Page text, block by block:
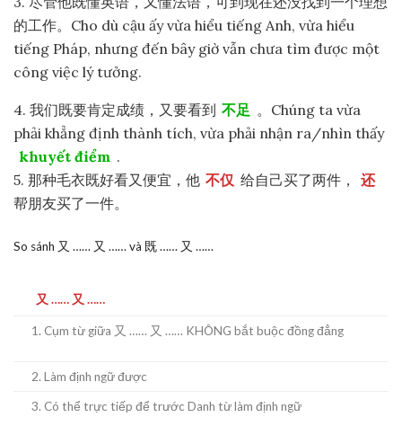
的工作。Cho dù cậu ấy vừa hiểu tiếng Anh, vừa hiểu
tiếng Pháp, nhưng đến bây giờ vẫn chưa tìm được một
công việc lý tưởng.
4. 我们既要肯定成绩，又要看到 不足 。Chúng ta vừa
phải khẳng định thành tích, vừa phải nhận ra/nhìn thấy
khuyết điểm .
5. 那种毛衣既好看又便宜，他 不仅 给自己买了两件，
还
帮朋友买了一件。
So sánh 又 …… 又 …… và 既 …… 又 ……
又 …… 又 ……
1. Cụm từ giữa 又 …… 又 …… KHÔNG bắt buộc đồng đẳng
2. Làm định ngữ được
3. Có thể trực tiếp để trước Danh từ làm định ngữ